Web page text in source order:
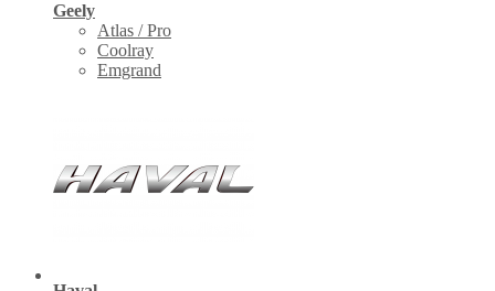
Geely
Atlas / Pro
Coolray
Emgrand